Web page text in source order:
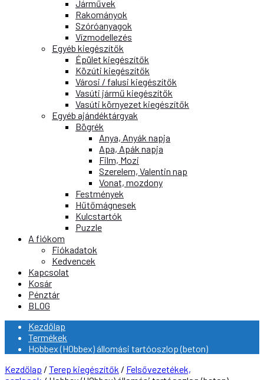
Járművek
Rakományok
Szóróanyagok
Vízmodellezés
Egyéb kiegészítők
Épület kiegészítők
Közúti kiegészítők
Városi / falusi kiegészítők
Vasúti jármű kiegészítők
Vasúti környezet kiegészítők
Egyéb ajándéktárgyak
Bögrék
Anya, Anyák napja
Apa, Apák napja
Film, Mozi
Szerelem, Valentin nap
Vonat, mozdony
Festmények
Hűtőmágnesek
Kulcstartók
Puzzle
A fiókom
Fiókadatok
Kedvencek
Kapcsolat
Kosár
Pénztár
BLOG
Kezdőlap
Termékek
Hobbex (H0bbex) állomási tartóoszlop (beton)
Kezdőlap / Terep kiegészítők / Felsővezetékek,